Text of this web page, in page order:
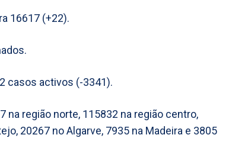
16617 (+22).
casos activos (-3341).
região norte, 115832 na região centro,
20267 no Algarve, 7935 na Madeira e 3805